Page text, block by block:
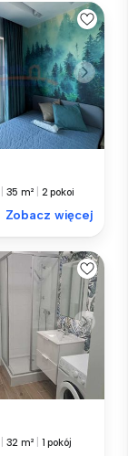
35 m² 2 pokoi
Zobacz więcej
32 m² 1 pokój